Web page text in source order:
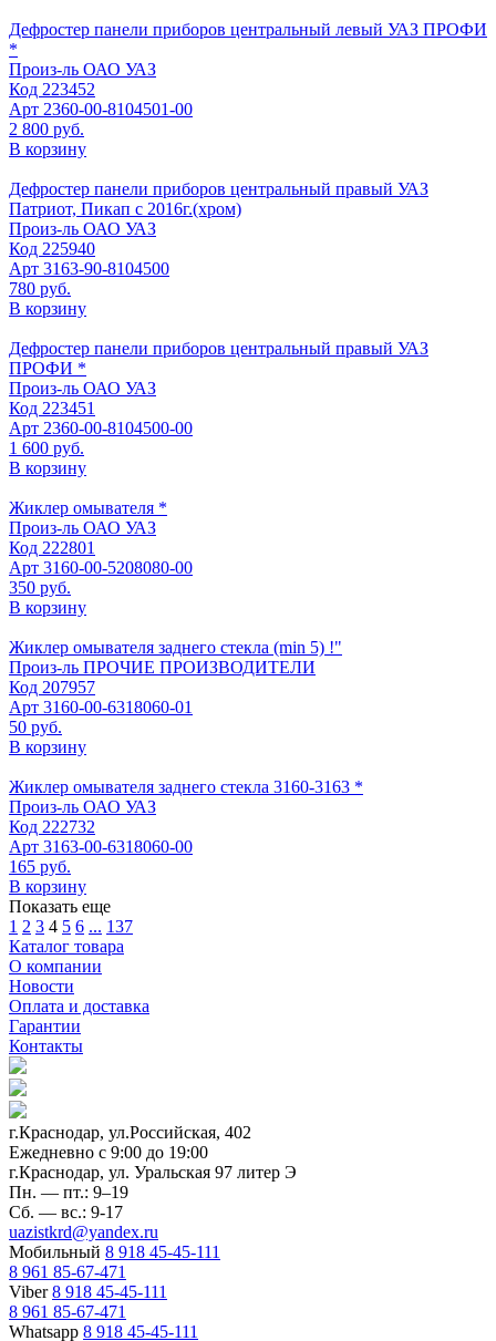
Дефростер панели приборов центральный левый УАЗ ПРОФИ
*
Произ-ль ОАО УАЗ
Код 223452
Арт 2360-00-8104501-00
2 800 руб.
В корзину
Дефростер панели приборов центральный правый УАЗ
Патриот, Пикап с 2016г.(хром)
Произ-ль ОАО УАЗ
Код 225940
Арт 3163-90-8104500
780 руб.
В корзину
Дефростер панели приборов центральный правый УАЗ
ПРОФИ *
Произ-ль ОАО УАЗ
Код 223451
Арт 2360-00-8104500-00
1 600 руб.
В корзину
Жиклер омывателя *
Произ-ль ОАО УАЗ
Код 222801
Арт 3160-00-5208080-00
350 руб.
В корзину
Жиклер омывателя заднего стекла (min 5) !"
Произ-ль ПРОЧИЕ ПРОИЗВОДИТЕЛИ
Код 207957
Арт 3160-00-6318060-01
50 руб.
В корзину
Жиклер омывателя заднего стекла 3160-3163 *
Произ-ль ОАО УАЗ
Код 222732
Арт 3163-00-6318060-00
165 руб.
В корзину
Показать еще
1 2 3 4 5 6 ... 137
Каталог товара
О компании
Новости
Оплата и доставка
Гарантии
Контакты
г.Краснодар, ул.Российская, 402
Ежедневно c 9:00 до 19:00
г.Краснодар, ул. Уральская 97 литер Э
Пн. — пт.: 9–19
Сб. — вс.: 9-17
uazistkrd@yandex.ru
Мобильный 8 918 45-45-111
8 961 85-67-471
Viber8 918 45-45-111
8 961 85-67-471
Whatsapp 8 918 45-45-111